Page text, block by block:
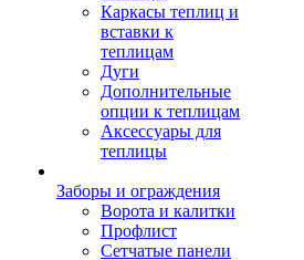
Каркасы теплиц и
вставки к
теплицам
Дуги
Дополнительные
опции к теплицам
Аксессуары для
теплицы
Заборы и ограждения
Ворота и калитки
Профлист
Сетчатые панели